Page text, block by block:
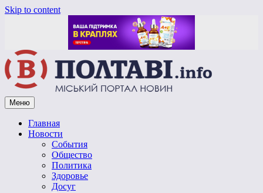
Skip to content
Vpoltave.info
Полтавский портал новостей
Меню
Главная
Новости
События
Общество
Политика
Здоровье
Досуг